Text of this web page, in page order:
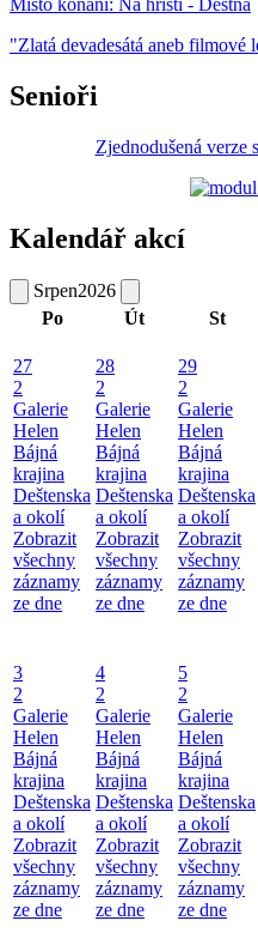
Místo konání: Na hřišti - Deštná
"Zlatá devadesátá aneb filmové
Senioři
Zjednodušená verze
Kalendář akcí
Srpen2026
Po
Út St
27
2
Galerie
Helen
Bájná
krajina
Deštenska
a okolí
Zobrazit
všechny
záznamy
ze dne
28
2
Galerie
Helen
Bájná
krajina
Deštenska
a okolí
Zobrazit
všechny
záznamy
ze dne
29
2
Galerie
Helen
Bájná
krajina
Deštenska
a okolí
Zobrazit
všechny
záznamy
ze dne
3
2
Galerie
Helen
Bájná
krajina
Deštenska
a okolí
Zobrazit
všechny
záznamy
ze dne
4
2
Galerie
Helen
Bájná
krajina
Deštenska
a okolí
Zobrazit
všechny
záznamy
ze dne
5
2
Galerie
Helen
Bájná
krajina
Deštenska
a okolí
Zobrazit
všechny
záznamy
ze dne